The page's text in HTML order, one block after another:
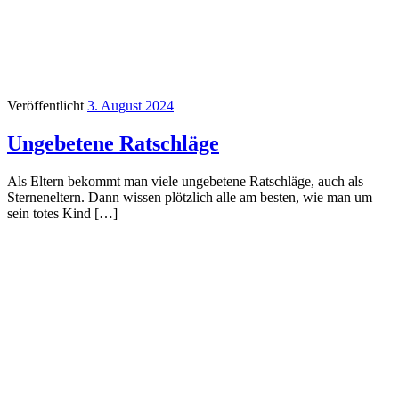
Veröffentlicht3. August 2024
Ungebetene Ratschläge
Als Eltern bekommt man viele ungebetene Ratschläge, auch als
Sterneneltern. Dann wissen plötzlich alle am besten, wie man um
sein totes Kind […]